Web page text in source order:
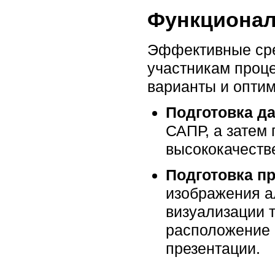
Эффективные
участникам
варианты и
Подготовка
САПР, а затем
Подготовка
изображения
визуализации
расположение
презентации.